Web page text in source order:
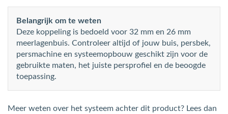
Belangrijk om te weten
Deze koppeling is bedoeld voor 32 mm en 26 mm
meerlagenbuis. Controleer altijd of jouw buis, persbek,
persmachine en systeemopbouw geschikt zijn voor de
gebruikte maten, het juiste persprofiel en de beoogde
toepassing.
Meer weten over het systeem achter dit product? Lees dan